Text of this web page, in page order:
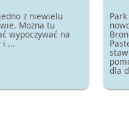
z niewielu
Można tu
wypoczywać na
i ...
dla